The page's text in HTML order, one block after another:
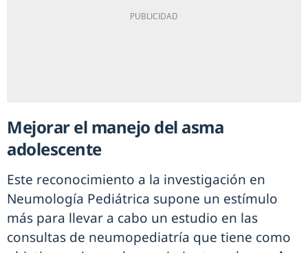
Mejorar el manejo del asma
adolescente
Este reconocimiento a la investigación en
Neumología Pediátrica supone un estímulo
más para llevar a cabo un estudio en las
consultas de neumopediatría que tiene como